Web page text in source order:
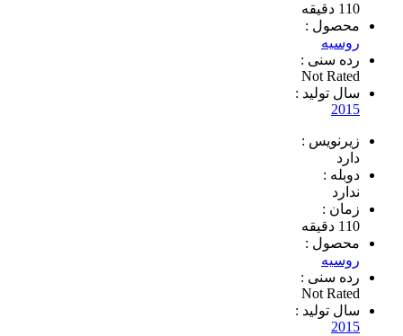
110 دقیقه
محصول :
روسیه
رده سنی :
Not Rated
سال تولید :
2015
زیرنویس :
دارد
دوبله :
ندارد
زمان :
110 دقیقه
محصول :
روسیه
رده سنی :
Not Rated
سال تولید :
2015